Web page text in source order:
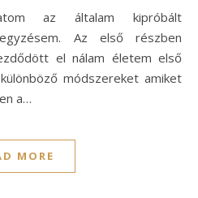
Az első részben
el nálam életem első
módszereket amiket
a…
MORE